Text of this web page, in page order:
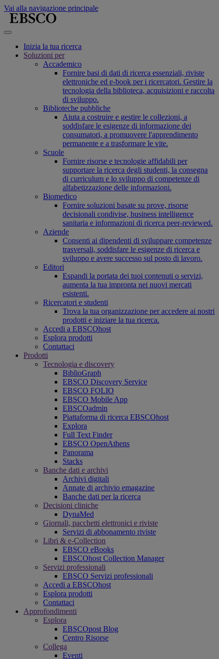
Vai alla navigazione principale
Inizia la tua ricerca
Soluzioni per
Accademico
Fornire basi di dati di ricerca essenziali, riviste
elettroniche ed e-book per i ricercatori. Gestire la
tecnologia della biblioteca, acquisizioni e raccolta
di sviluppo.
Biblioteche pubbliche
Aiuta a costruire e gestire le collezioni, a
soddisfare le esigenze di informazione dei
consumatori, a promuovere l'apprendimento
permanente e a trasformare le vite.
Scuole
Fornire risorse e tecnologie affidabili per
supportare la ricerca degli studenti, la consegna
di curriculum e lo sviluppo di competenze di
alfabetizzazione delle informazioni.
Biomedico
Fornire soluzioni basate su prove, risorse
decisionali condivise, business intelligence
sanitaria e informazioni di ricerca peer-reviewed.
Aziende
Consenti ai dipendenti di sviluppare competenze
trasversali, soddisfare le esigenze di ricerca e
sviluppo e avere successo sul posto di lavoro.
Editori
Espandi la portata dei tuoi contenuti o servizi,
aumenta la tua impronta nei nuovi mercati
esistenti.
Ricercatori e studenti
Trova la tua organizzazione per accedere ai nostri
prodotti e iniziare la tua ricerca.
Accedi a EBSCOhost
Esplora prodotti
Contattaci
Prodotti
Tecnologia e discovery
BiblioGraph
EBSCO Discovery Service
EBSCO FOLIO
EBSCO Mobile App
EBSCOadmin
Piattaforma di ricerca EBSCOhost
Explora
Full Text Finder
EBSCO OpenAthens
Panorama
Stacks
Banche dati e archivi
Archivi digitali
Annate di archivio emagazine
Banche dati per la ricerca
Decisioni cliniche
DynaMed
Giornali, pacchetti elettronici e riviste
Servizi di abbonamento riviste
Libri & e-Collection
EBSCO eBooks
EBSCOhost Collection Manager
Servizi professionali
EBSCO Servizi professionali
Accedi a EBSCOhost
Esplora prodotti
Contattaci
Approfondimenti
Esplora
EBSCOpost Blog
Centro Risorse
Collega
Eventi